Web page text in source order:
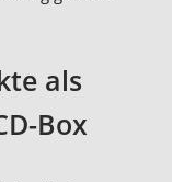
als
Box